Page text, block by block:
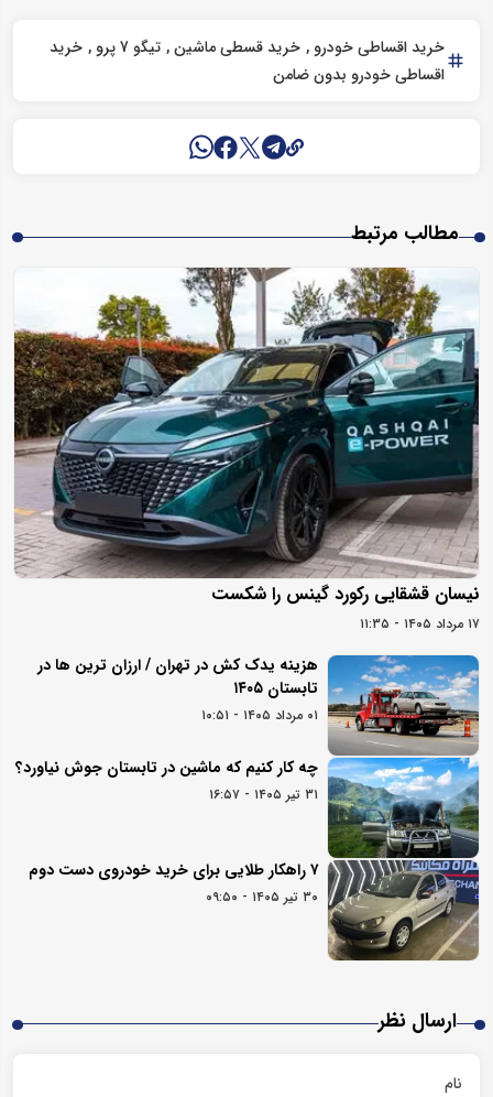
خرید اقساطی خودرو خرید قسطی ماشین تیگو 7 پرو
خرید
اقساطی خودرو بدون ضامن
مطالب مرتبط
نیسان قشقایی رکورد گینس را شکست
۱۷ مرداد ۱۴۰۵ - ۱۱:۳۵
هزینه یدک کش در تهران / ارزان ترین ها در
تابستان ۱۴۰۵
۰۱ مرداد ۱۴۰۵ - ۱۰:۵۱
چه کار کنیم که ماشین در تابستان جوش نیاورد؟
۳۱ تیر ۱۴۰۵ - ۱۶:۵۷
۷ راهکار طلایی برای خرید خودروی دست دوم
۳۰ تیر ۱۴۰۵ - ۰۹:۵۰
ارسال نظر
نام